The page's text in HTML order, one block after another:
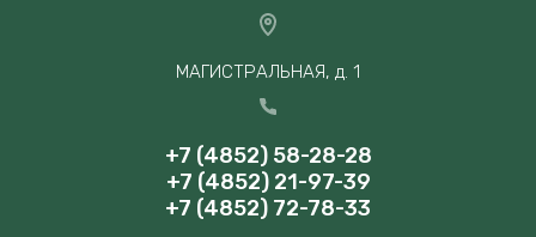
МАГИСТРАЛЬНАЯ, д. 1
+7 (4852) 58-28-28
+7 (4852) 21-97-39
+7 (4852) 72-78-33